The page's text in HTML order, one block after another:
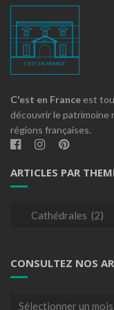
C'est en France est
découvrir le
régions françaises.
ARTICLES PAR
Articles
CONSULTEZ NOS
Consultez